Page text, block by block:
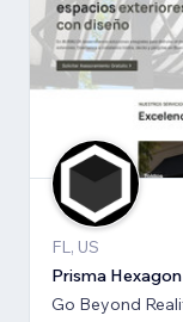
FL, US
Prisma Hexagon